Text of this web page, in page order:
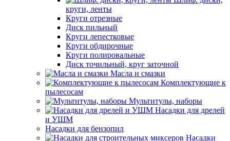
круги, ленты
Круги отрезные
Диск пильный
Круги лепестковые
Круги обдирочные
Круги полировальные
Диск точильный, круг заточной
Масла и смазки
Комплектующие к
пылесосам
Мультитулы, наборы
Насадки для дрелей
и УШМ
Насадки для бензопил
Насадки